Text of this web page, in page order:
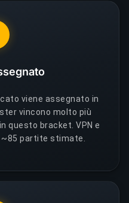
viene assegnato in
vincono molto più
questo bracket. VPN e
partite stimate.